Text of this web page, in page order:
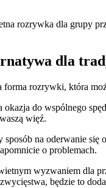
rozrywka dla grupy
dla
forma rozrywki, która
okazja do wspólnego
więź.
sposób na oderwanie
o problemach.
wyzwaniem dla
będzie to